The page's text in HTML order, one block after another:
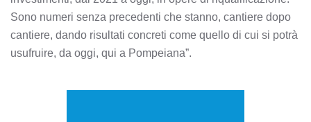
Sono numeri senza precedenti che stanno, cantiere dopo
cantiere, dando risultati concreti come quello di cui si potrà
usufruire, da oggi, qui a Pompeiana”.